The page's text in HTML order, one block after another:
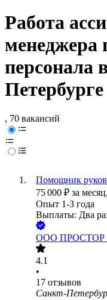
Работа
менеджера
персонала
Петербурге
, 70 вакансий
Помощник
75 000 ₽ за месяц,
Опыт 1-3 года
Выплаты: Два
ООО
4.1
•
17 отзывов
Санкт-